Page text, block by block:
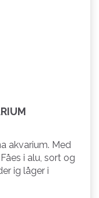
akvarium. Med
i alu, sort og
ig låger i